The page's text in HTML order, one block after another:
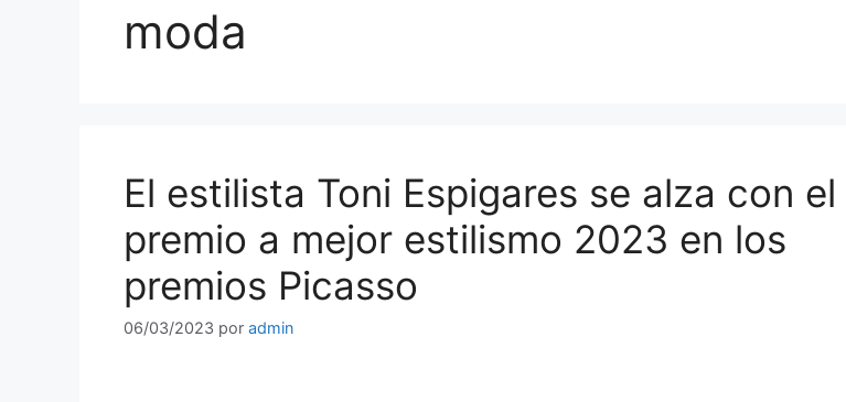
moda
El estilista Toni Espigares se alza con el
premio a mejor estilismo 2023 en los
premios Picasso
06/03/2023 por admin